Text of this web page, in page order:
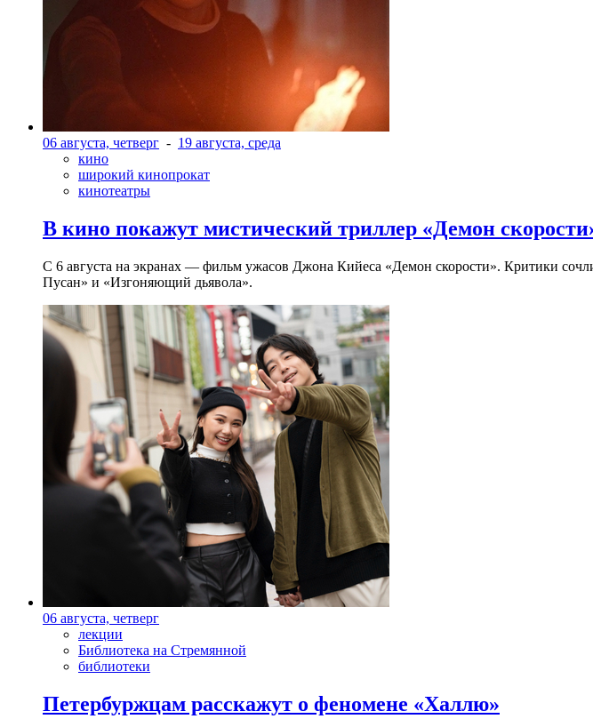
06 августа, четверг - 19 августа, среда
кино
широкий кинопрокат
кинотеатры
В кино покажут мистический триллер «Демон
С 6 августа на экранах — фильм ужасов Джона Кийеса «Демон скорости». Критики
Пусан» и «Изгоняющий дьявола».
06 августа, четверг
лекции
Библиотека на Стремянной
библиотеки
Петербуржцам расскажут о феномене «Халлю»